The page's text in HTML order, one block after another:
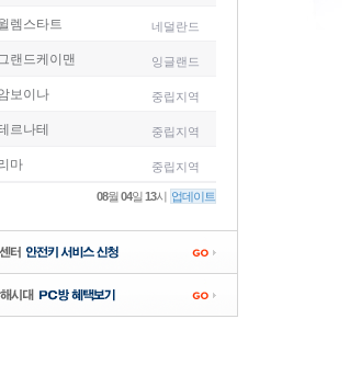
-
렘스타트 네덜란드
랜드케이맨 잉글랜드
보이나 중립지역
르나테 중립지역
마 중립지역
08월04일13시 업데이트